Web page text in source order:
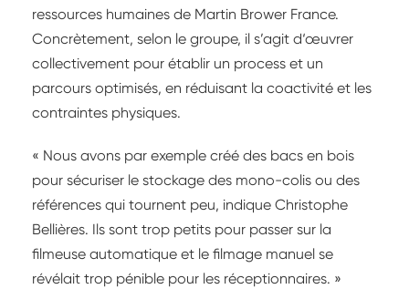
ressources humaines de Martin Brower France.
Concrètement, selon le groupe, il s’agit d‘œuvrer
collectivement pour établir un process et un
parcours optimisés, en réduisant la coactivité et les
contraintes physiques.
« Nous avons par exemple créé des bacs en bois
pour sécuriser le stockage des mono-colis ou des
références qui tournent peu, indique Christophe
Bellières. Ils sont trop petits pour passer sur la
filmeuse automatique et le filmage manuel se
révélait trop pénible pour les réceptionnaires. »